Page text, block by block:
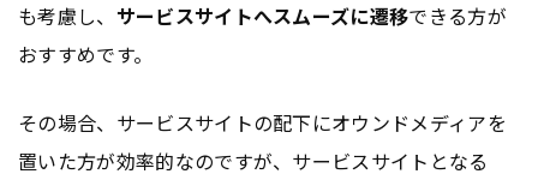
も考慮し、 サービスサイトへスムーズに遷移できる方が
おすすめです。
その場合、サービスサイトの配下にオウンドメディアを
置いた方が効率的なのですが、サービスサイトとなる